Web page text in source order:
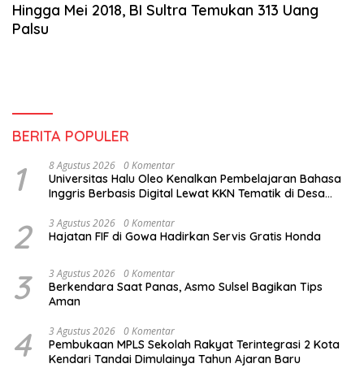
Hingga Mei 2018, BI Sultra Temukan 313 Uang
Palsu
BERITA POPULER
1 8 Agustus 2026 0 Komentar
Universitas Halu Oleo Kenalkan Pembelajaran Bahasa
Inggris Berbasis Digital Lewat KKN Tematik di Desa
2 3 Agustus 2026 0 Komentar
Hajatan FIF di Gowa Hadirkan Servis Gratis Honda
3 3 Agustus 2026 0 Komentar
Berkendara Saat Panas, Asmo Sulsel Bagikan Tips
Aman
4 3 Agustus 2026 0 Komentar
Pembukaan MPLS Sekolah Rakyat Terintegrasi 2 Kota
Kendari Tandai Dimulainya Tahun Ajaran Baru